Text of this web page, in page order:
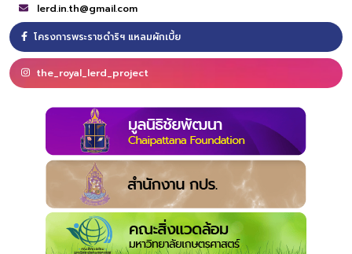
lerd.in.th@gmail.com
โครงการพระราชดำริฯ แหลมผักเบี้ย
the_royal_lerd_project